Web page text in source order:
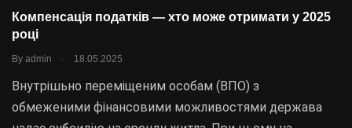
Компенсація податків — хто може отримати у 2025
році
By admin . 18.05.2025
Внутрішьно переміщеним особам (ВПО) з
обмеженими фінансовими можливостями держава